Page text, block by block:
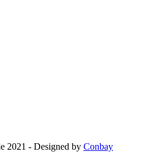
2021 - Designed by Conbay